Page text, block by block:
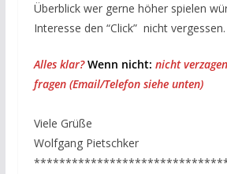
Überblick wer gerne höher spielen
Interesse den “Click” nicht vergessen.
Alles klar?Wenn nicht: nicht
fragen (Email/Telefon siehe unten)
Viele Grüße
Wolfgang Pietschker